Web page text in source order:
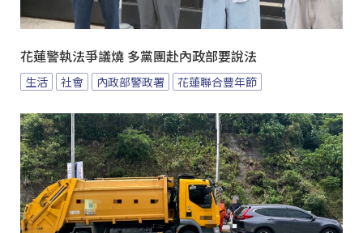
花蓮警執法爭議燒 多黨團赴內政部要說法
生活 社會 內政部警政署 花蓮聯合豐年節